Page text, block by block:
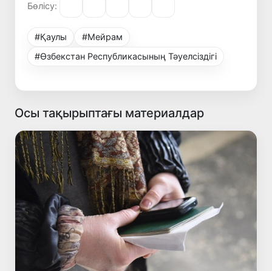
Бөлісу:
#Қаулы
#Мейрам
#Өзбекстан Республикасының Тәуелсіздігі
Осы тақырыптағы материалдар